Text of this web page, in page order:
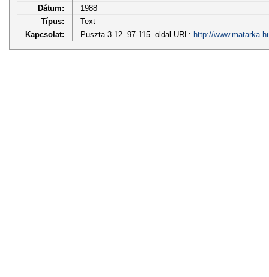
Dátum:
1988
Típus:
Text
Kapcsolat:
Puszta 3 12. 97-115. oldal URL: http://